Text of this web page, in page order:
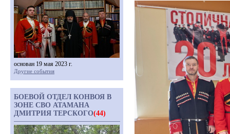
основан 19 мая 2023 г.
Другие события
БОЕВОЙ ОТДЕЛ КОНВОЯ В
ЗОНЕ СВО АТАМАНА
ДМИТРИЯ ТЕРСКОГО(44)